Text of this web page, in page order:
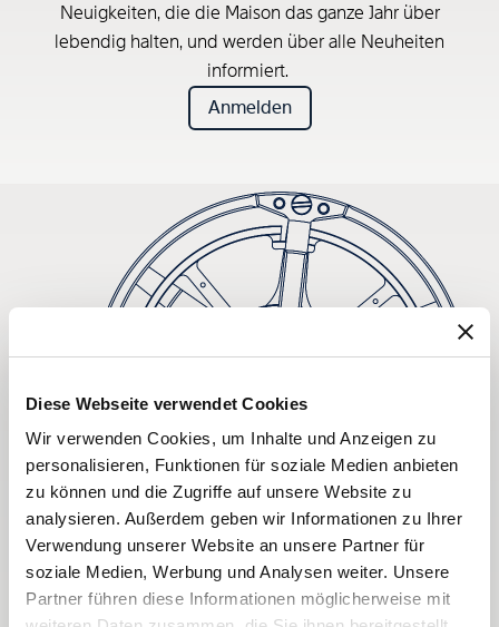
Diese Webseite verwendet Cookies
Wir verwenden Cookies, um Inhalte und Anzeigen zu
personalisieren, Funktionen für soziale Medien anbieten
zu können und die Zugriffe auf unsere Website zu
analysieren. Außerdem geben wir Informationen zu Ihrer
Verwendung unserer Website an unsere Partner für
soziale Medien, Werbung und Analysen weiter. Unsere
Partner führen diese Informationen möglicherweise mit
Neuigkeiten, die die Maison das ganze Jahr über
lebendig halten, und werden über alle Neuheiten
informiert.
Anmelden